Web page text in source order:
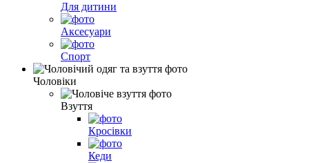
Для дитини
Аксесуари
Спорт
Чоловіки
Взуття
Кросівки
Кеди